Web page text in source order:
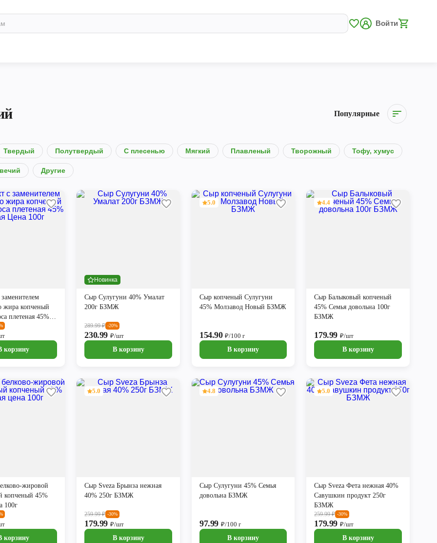
Войти
Популярные
Твердый Полутвердый С плесенью Мягкий Плавленый Творожный Тофу, хумус
Другие
жира копченый
плетеная 45%
100г
корзину
Новинка
Сыр Сулугуни 40% Умалат
200г БЗМЖ
289.99₽ -20%
230.99 ₽/шт
В корзину
5.0
Сыр копченый Сулугуни
45% Молзавод Новый БЗМЖ
154.90₽/100 г
В корзину
4.4
Сыр Балыковый копченый
45% Семья довольна 100г
БЗМЖ
179.99 ₽/шт
В корзину
жировой
копченый 45%
100г
корзину
5.0
Сыр Sveza Брынза нежная
40% 250г БЗМЖ
259.99₽ -30%
179.99 ₽/шт
В корзину
4.8
Сыр Сулугуни 45% Семья
довольна БЗМЖ
97.99 ₽/100 г
В корзину
5.0
Сыр Sveza Фета нежная 40%
Савушкин продукт 250г
БЗМЖ
259.99₽ -30%
179.99 ₽/шт
В корзину